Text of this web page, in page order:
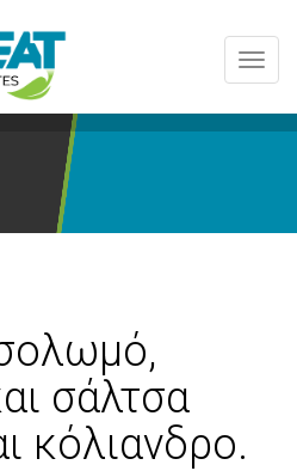
σάλτσα
κόλιανδρο.